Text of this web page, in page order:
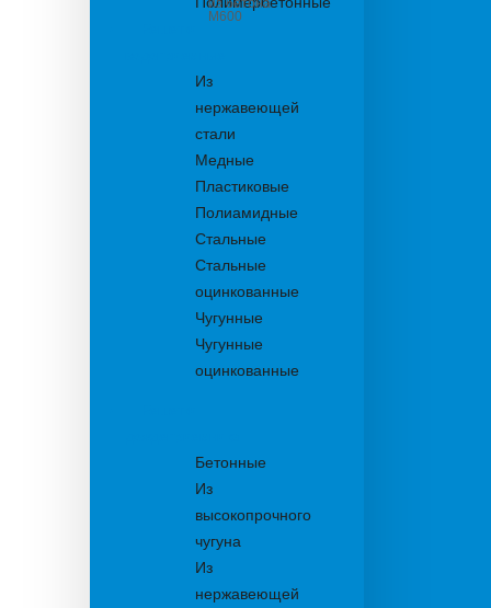
из бетона
М600
Из
нержавеющей
стали
Медные
Пластиковые
Полиамидные
Стальные
Стальные
оцинкованные
Чугунные
Чугунные
оцинкованные
Бетонные
Из
высокопрочного
чугуна
Из
нержавеющей